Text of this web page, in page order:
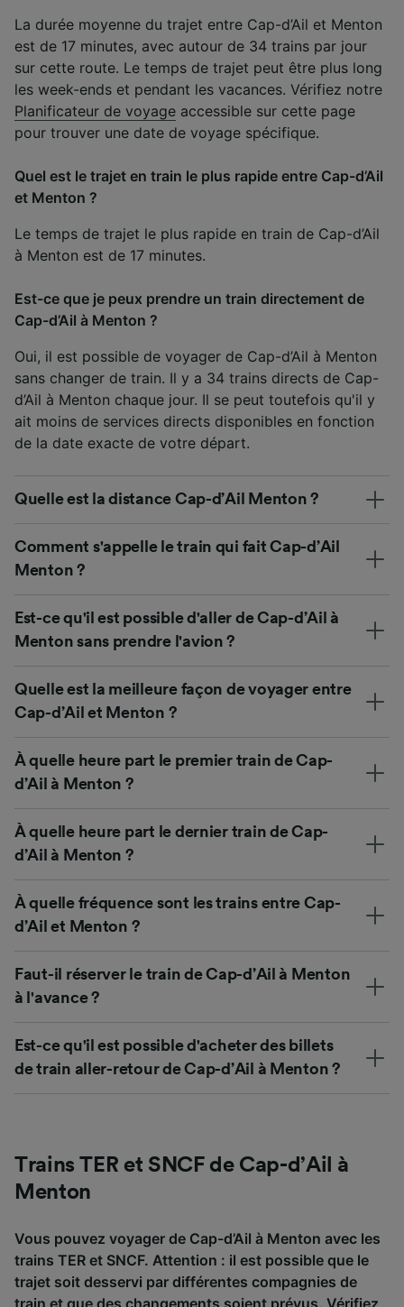
La durée moyenne du trajet entre Cap-d’Ail et Menton
est de 17 minutes, avec autour de 34 trains par jour
sur cette route. Le temps de trajet peut être plus long
les week-ends et pendant les vacances. Vérifiez notre
Planificateur de voyage accessible sur cette page
pour trouver une date de voyage spécifique.
Quel est le trajet en train le plus rapide entre Cap-d’Ail
et Menton ?
Le temps de trajet le plus rapide en train de Cap-d’Ail
à Menton est de 17 minutes.
Est-ce que je peux prendre un train directement de
Cap-d’Ail à Menton ?
Oui, il est possible de voyager de Cap-d’Ail à Menton
sans changer de train. Il y a 34 trains directs de Cap-
d’Ail à Menton chaque jour. Il se peut toutefois qu'il y
ait moins de services directs disponibles en fonction
de la date exacte de votre départ.
Quelle est la distance Cap-d’Ail Menton ?
Comment s'appelle le train qui fait Cap-d’Ail
Menton ?
Est-ce qu'il est possible d'aller de Cap-d’Ail à
Menton sans prendre l'avion ?
Quelle est la meilleure façon de voyager entre
Cap-d’Ail et Menton ?
À quelle heure part le premier train de Cap-
d’Ail à Menton ?
À quelle heure part le dernier train de Cap-
d’Ail à Menton ?
À quelle fréquence sont les trains entre Cap-
d’Ail et Menton ?
Faut-il réserver le train de Cap-d’Ail à Menton
à l'avance ?
Est-ce qu'il est possible d'acheter des billets
de train aller-retour de Cap-d’Ail à Menton ?
Trains TER et SNCF de Cap-d’Ail à
Menton
Vous pouvez voyager de Cap-d’Ail à Menton avec les
trains TER et SNCF. Attention : il est possible que le
trajet soit desservi par différentes compagnies de